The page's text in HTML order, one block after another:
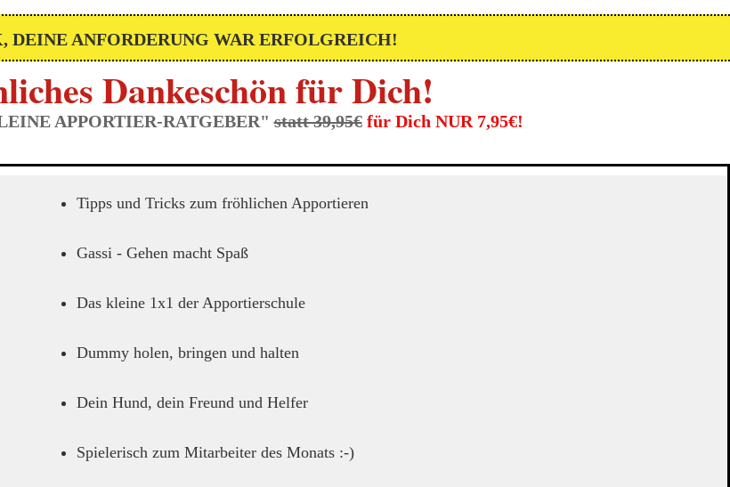
DEINE ANFORDERUNG WAR ERFOLGREICH!
Dankeschön für Dich !
APPORTIER-RATGEBER"statt 39,95€ für Dich NUR 7,95€!
Tipps und Tricks zum fröhlichen Apportieren
Gassi - Gehen macht Spaß
Das kleine 1x1 der Apportierschule
Dummy holen, bringen und halten
Dein Hund, dein Freund und Helfer
Spielerisch zum Mitarbeiter des Monats :-)